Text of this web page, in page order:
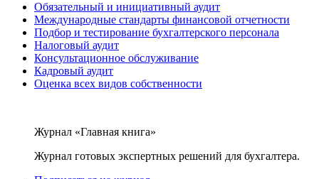
Обязательный и инициативный аудит
Международные стандарты финансовой отчетности
Подбор и тестирование бухгалтерского персонала
Налоговый аудит
Консультационное обслуживание
Кадровый аудит
Оценка всех видов собственности
Журнал «Главная книга»
Журнал готовых экспертных решений для бухгалтера.